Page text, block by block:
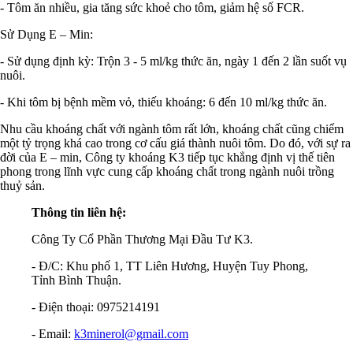
- Tôm ăn nhiều, gia tăng sức khoẻ cho tôm, giảm hệ số FCR.
Sử Dụng E – Min:
- Sử dụng định kỳ: Trộn 3 - 5 ml/kg thức ăn, ngày 1 đến 2 lần suốt vụ
nuôi.
- Khi tôm bị bệnh mềm vỏ, thiếu khoáng: 6 đến 10 ml/kg thức ăn.
Nhu cầu khoáng chất với ngành tôm rất lớn, khoáng chất cũng chiếm
một tỷ trọng khá cao trong cơ cấu giá thành nuôi tôm. Do đó, với sự ra
đời của E – min, Công ty khoáng K3 tiếp tục khẳng định vị thế tiên
phong trong lĩnh vực cung cấp khoáng chất trong ngành nuôi trồng
thuỷ sản.
Thông tin liên hệ:
Công Ty Cổ Phần Thương Mại Đầu Tư K3.
- Đ/C: Khu phố 1, TT Liên Hương, Huyện Tuy Phong,
Tỉnh Bình Thuận.
- Điện thoại: 0975214191
- Email: k3minerol@gmail.com